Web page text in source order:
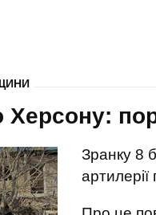
Херсону:
Зранку 8